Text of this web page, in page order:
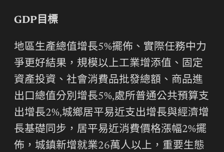
GDP目標
地區生產總值增長5%擺佈、實際任務中力
爭更好結果，規模以上工業增添值、固定
資產投資、社會消費品批發總額、商品進
出口總值分別增長5%,處所普通公共預算支
出增長2%,城鄉居平易近支出增長與經濟增
長基礎同步，居平易近消費價格漲幅2%擺
佈，城鎮新增就業26萬人以上，重要生態